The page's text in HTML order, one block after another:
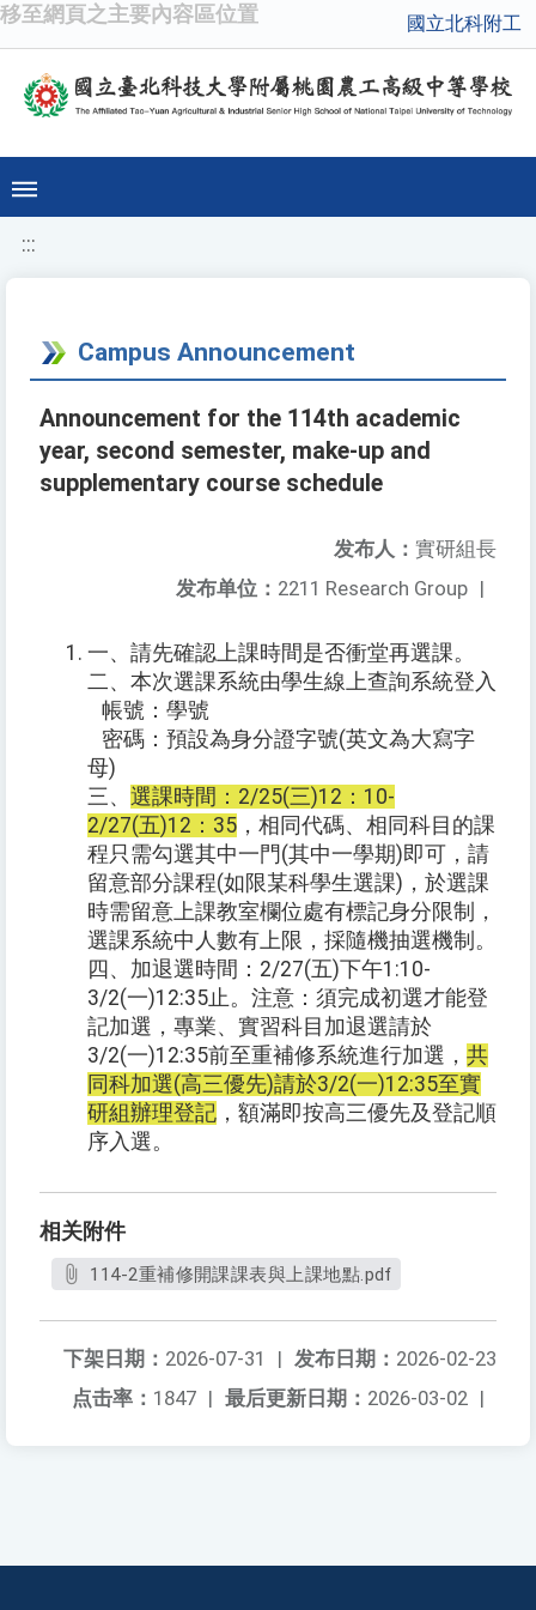
移至網頁之主要內容區位置 國立北科附工
:::
Campus Announcement
Announcement for the 114th academic
year, second semester, make-up and
supplementary course schedule
发布人： 實研組長
发布单位： 2211 Research Group |
一、請先確認上課時間是否衝堂再選課。
二、本次選課系統由學生線上查詢系統登入
帳號：學號
密碼：預設為身分證字號(英文為大寫字
母)
三、 選課時間：2/25(三)12：10-
2/27(五)12：35 ，相同代碼、相同科目的課
程只需勾選其中一門(其中一學期)即可，請
留意部分課程(如限某科學生選課)，於選課
時需留意上課教室欄位處有標記身分限制，
選課系統中人數有上限，採隨機抽選機制。
四、加退選時間：2/27(五)下午1:10-
3/2(一)12:35止。注意：須完成初選才能登
記加選，專業、實習科目加退選請於
3/2(一)12:35前至重補修系統進行加選， 共
同科加選(高三優先)請於3/2(一)12:35至實
研組辦理登記 ，額滿即按高三優先及登記順
序入選。
相关附件
114-2重補修開課課表與上課地點.pdf
发布日期： 2026-02-23
下架日期： 2026-07-31
|
最后更新日期： 2026-03-02 |
点击率： 1847 |